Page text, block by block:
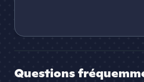
Questions